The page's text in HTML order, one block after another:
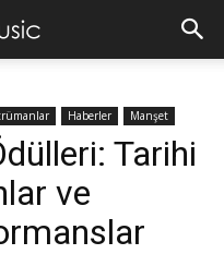
Haberler Manşet
Tarihi
ve